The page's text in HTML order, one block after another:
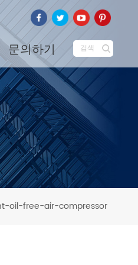
문의하기 검색
oil-free-air-compressor